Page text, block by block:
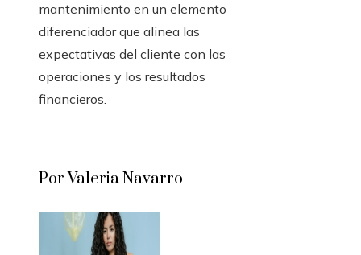
mantenimiento en un elemento
diferenciador que alinea las
expectativas del cliente con las
operaciones y los resultados
financieros.
Por Valeria Navarro